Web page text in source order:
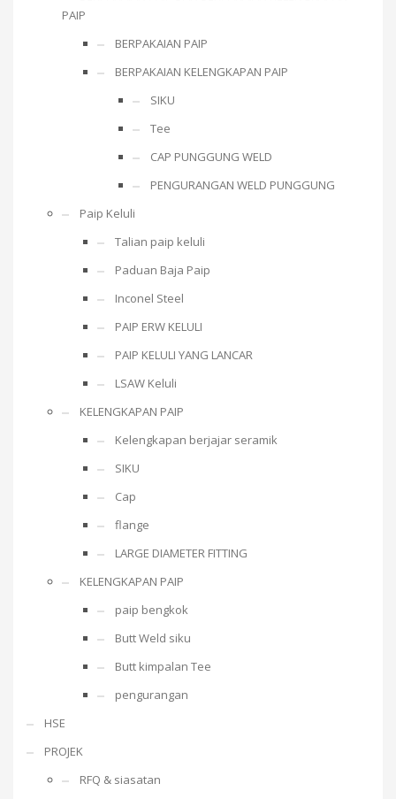
PAIP
BERPAKAIAN PAIP
BERPAKAIAN KELENGKAPAN PAIP
SIKU
Tee
CAP PUNGGUNG WELD
PENGURANGAN WELD PUNGGUNG
Paip Keluli
Talian paip keluli
Paduan Baja Paip
Inconel Steel
PAIP ERW KELULI
PAIP KELULI YANG LANCAR
LSAW Keluli
KELENGKAPAN PAIP
Kelengkapan berjajar seramik
SIKU
Cap
flange
LARGE DIAMETER FITTING
KELENGKAPAN PAIP
paip bengkok
Butt Weld siku
Butt kimpalan Tee
pengurangan
HSE
PROJEK
RFQ & siasatan